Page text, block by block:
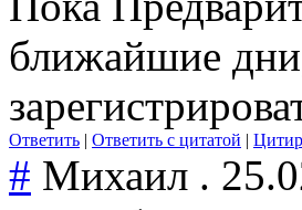
ближайшие
Ответить | Ответить с цитатой |
# Михаил .